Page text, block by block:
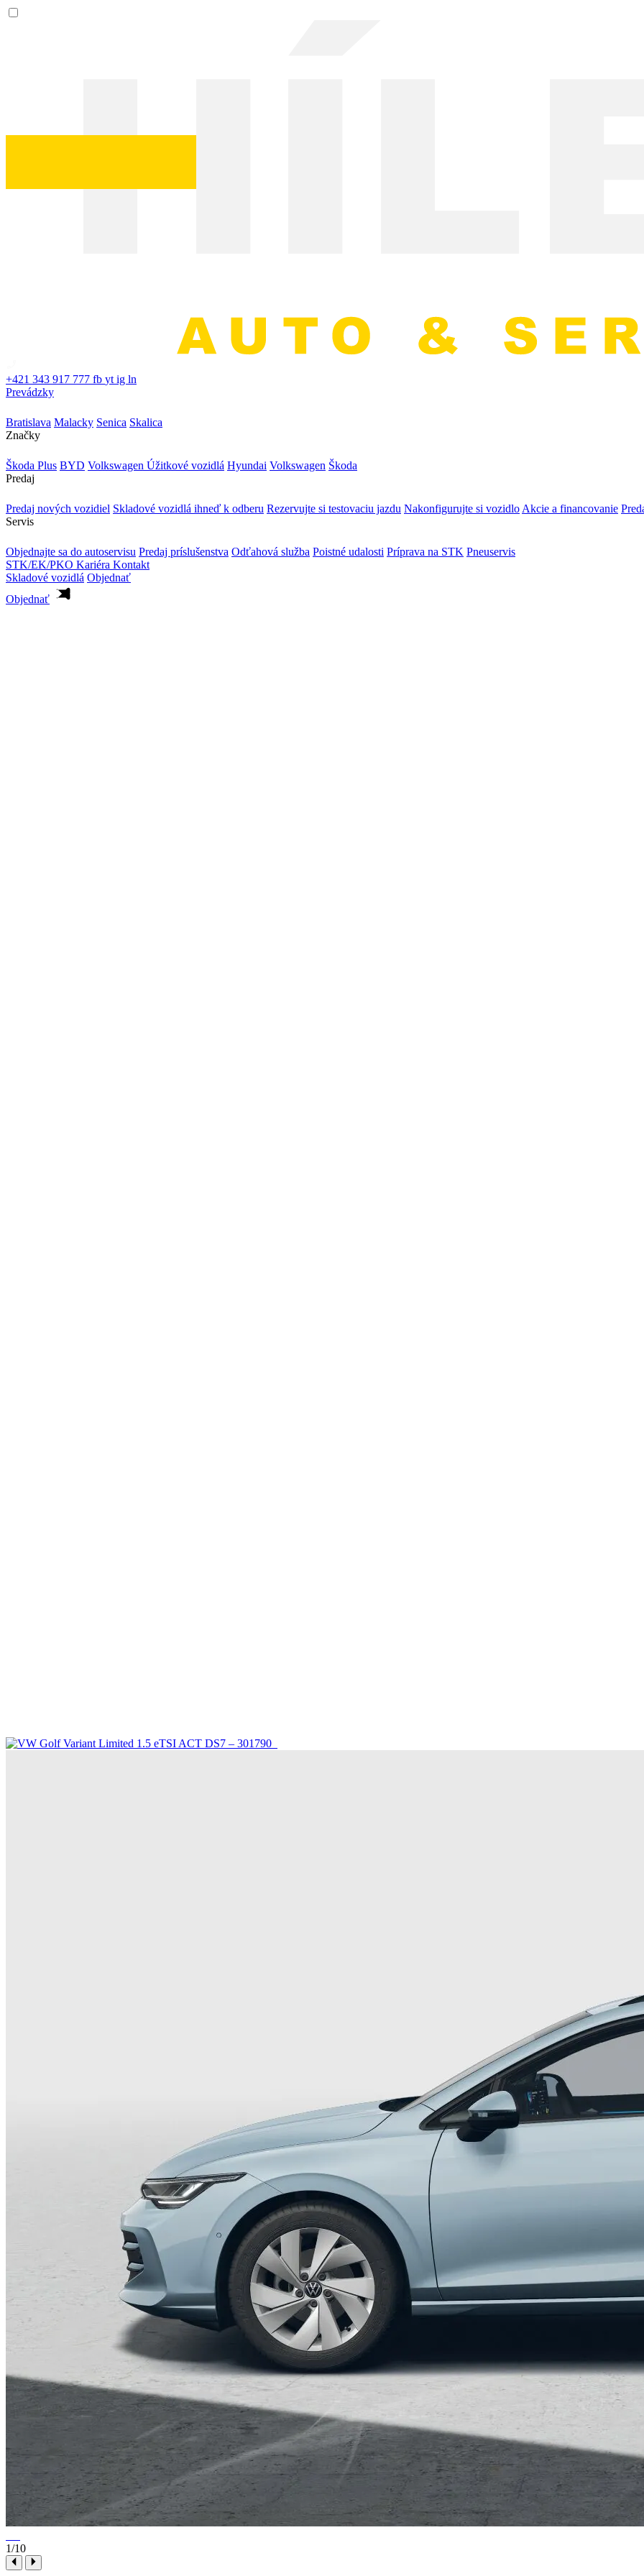
+421 343 917 777 fb yt ig ln
Prevádzky
Bratislava Malacky Senica Skalica
Značky
Škoda Plus BYD Volkswagen Úžitkové vozidlá Hyundai Volkswagen Škoda
Predaj
Predaj nových vozidiel Skladové vozidlá ihneď k odberu Rezervujte si testovaciu jazdu Nakonfigurujte si vozidlo Akcie a financovanie
Servis
Objednajte sa do autoservisu Predaj príslušenstva Odťahová služba Poistné udalosti Príprava na STK Pneuservis
STK/EK/PKO Kariéra Kontakt
Skladové vozidlá Objednať
Objednať
1/10